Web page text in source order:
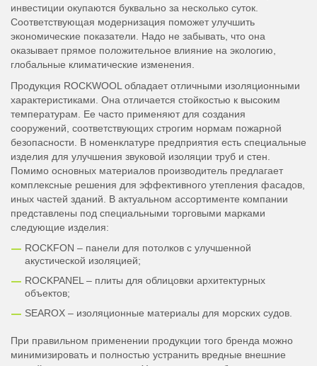
инвестиции окупаются буквально за несколько суток.
Соответствующая модернизация поможет улучшить
экономические показатели. Надо не забывать, что она
оказывает прямое положительное влияние на экологию,
глобальные климатические изменения.
Продукция ROCKWOOL обладает отличными изоляционными
характеристиками. Она отличается стойкостью к высоким
температурам. Ее часто применяют для создания
сооружений, соответствующих строгим нормам пожарной
безопасности. В номенклатуре предприятия есть специальные
изделия для улучшения звуковой изоляции труб и стен.
Помимо основных материалов производитель предлагает
комплексные решения для эффективного утепления фасадов,
иных частей зданий. В актуальном ассортименте компании
представлены под специальными торговыми марками
следующие изделия:
ROCKFON – панели для потолков с улучшенной
акустической изоляцией;
ROCKPANEL – плиты для облицовки архитектурных
объектов;
SEAROX – изоляционные материалы для морских судов.
При правильном применении продукции того бренда можно
минимизировать и полностью устранить вредные внешние